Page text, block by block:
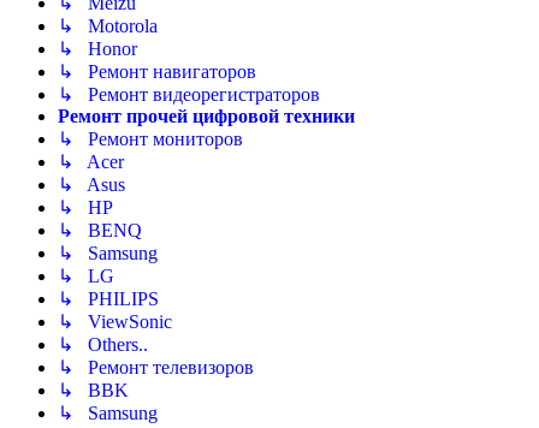
↳ Motorola
↳ Honor
↳ Ремонт навигаторов
↳ Ремонт видеорегистраторов
Ремонт прочей цифровой техники
↳ Ремонт мониторов
↳ Acer
↳ Asus
↳ HP
↳ BENQ
↳ Samsung
↳ LG
↳ PHILIPS
↳ ViewSonic
↳ Others..
↳ Ремонт телевизоров
↳ BBK
↳ Samsung